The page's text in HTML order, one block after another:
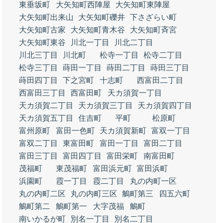
東垂坂町
大矢知町西陣屋
大矢知町東陣屋
大矢知町出来山
大矢知町礫井 下さざらい町
大矢知町古家
大矢知町青木谷
大矢知町斉宮
大矢知町東谷
川北一丁目
川北二丁目
川北三丁目
川北町 松寺一丁目
松寺二丁目
松寺三丁目
蒔田一丁目 蒔田二丁目
蒔田三丁目
蒔田四丁目
下之宮町 十志町
西富田二丁目
西富田三丁目
西富田町
天カ須賀一丁目
天カ須賀二丁目
天カ須賀三丁目
天カ須賀四丁目
天カ須賀五丁目
住吉町 平町
松原町
富州原町
富田一色町 天カ須賀新町 富双一丁目
富双二丁目
東富田町 富田一丁目
富田二丁目
富田三丁目
富田四丁目 富田栄町
南富田町
茂福町
東茂福町 富田浜元町 富田浜町
浜園町
霞一丁目 霞二丁目
丸の内町一区
丸の内町二区
丸の内町三区 鵤町第三
四五六町
鵤町第二
鵤町第一 大字茂福
鵤町
南いかるが町
別名一丁目
別名二丁目